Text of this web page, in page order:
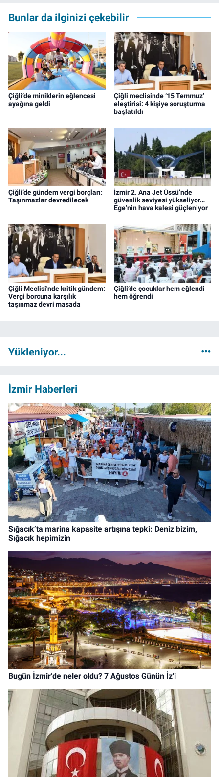
Bunlar da ilginizi çekebilir
Çiğli’de miniklerin eğlencesi
ayağına geldi
Çiğli meclisinde ‘15 Temmuz’
eleştirisi: 4 kişiye soruşturma
başlatıldı
Çiğli’de gündem vergi borçları:
Taşınmazlar devredilecek
İzmir 2. Ana Jet Üssü’nde
güvenlik seviyesi yükseliyor…
Ege’nin hava kalesi güçleniyor
Çiğli Meclisi'nde kritik gündem:
Vergi borcuna karşılık
taşınmaz devri masada
Çiğli’de çocuklar hem eğlendi
hem öğrendi
Yükleniyor...
İzmir Haberleri
Sığacık’ta marina kapasite artışına tepki: Deniz bizim,
Sığacık hepimizin
Bugün İzmir’de neler oldu? 7 Ağustos Günün İz'i